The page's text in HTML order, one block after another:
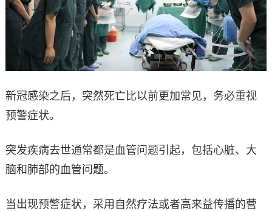
新冠感染之后，突然死亡比以前更加常见，务必重视
预警症状。
突发疾病去世通常都是血管问题引起，包括心脏、大
脑和肺部的血管问题。
当出现预警症状，采用自然疗法或者高来益传播的营